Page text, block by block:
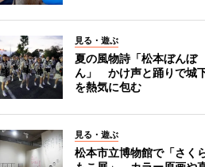
見る・遊ぶ
夏の風物詩「松本ぼんぼ
ん」 かけ声と踊りで城
を熱気に包む
見る・遊ぶ
松本市立博物館で「さく